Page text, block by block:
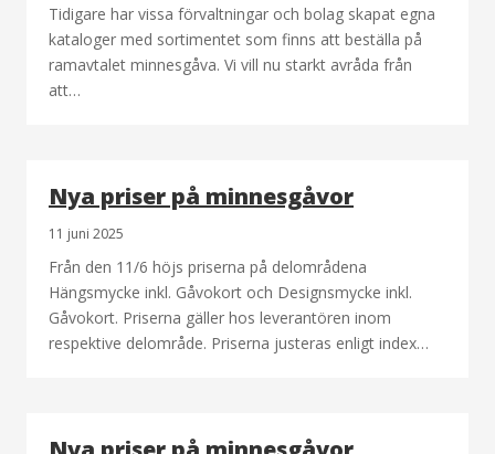
Tidigare har vissa förvaltningar och bolag skapat egna
kataloger med sortimentet som finns att beställa på
ramavtalet minnesgåva. Vi vill nu starkt avråda från
att…
Nya priser på minnesgåvor
11 juni 2025
Från den 11/6 höjs priserna på delområdena
Hängsmycke inkl. Gåvokort och Designsmycke inkl.
Gåvokort. Priserna gäller hos leverantören inom
respektive delområde. Priserna justeras enligt index…